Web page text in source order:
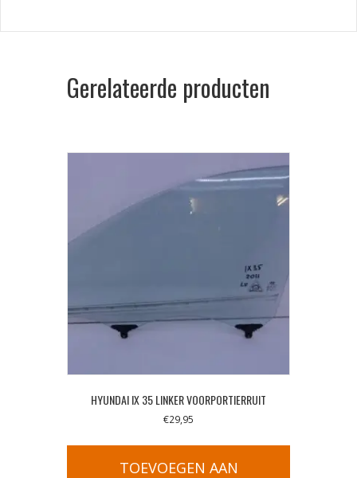
Gerelateerde producten
HYUNDAI IX 35 LINKER VOORPORTIERRUIT
€29,95
TOEVOEGEN AAN